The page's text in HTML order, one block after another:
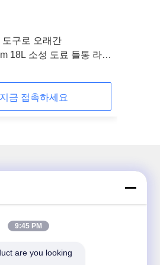
도구로 오래간
18L 소성 도료 들통 라운
지금 접촉하세요
터를 구독하세요.
9:45 PM
are you looking